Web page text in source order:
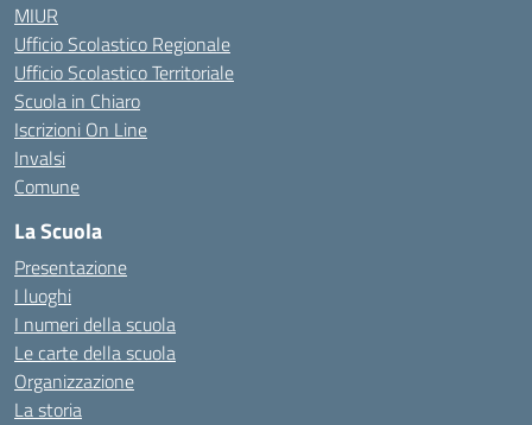
MIUR
Ufficio Scolastico Regionale
Ufficio Scolastico Territoriale
Scuola in Chiaro
Iscrizioni On Line
Invalsi
Comune
La Scuola
Presentazione
I luoghi
I numeri della scuola
Le carte della scuola
Organizzazione
La storia